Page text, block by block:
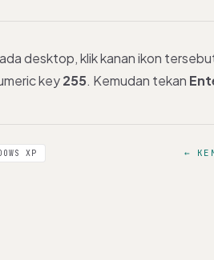
desktop, klik kanan ikon
key255. Kemudan tekan
XP ←